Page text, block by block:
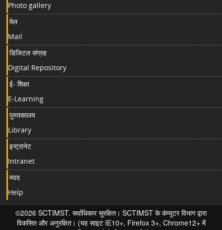
Photo gallery
मेल
Mail
डिजिटल संग्रह
Digital Repository
ई- शिक्षा
E-Learning
पुस्तकालय
Library
इन्ट्रानेट
Intranet
मदद
Help
©2026 SCTIMST. सर्वाधिकार सुरक्षित। SCTIMST के कंप्यूटर विभाग द्वारा
विकसित और अनुरक्षित। (यह साइट IE10+, Firefox 3+, Chrome12+ में